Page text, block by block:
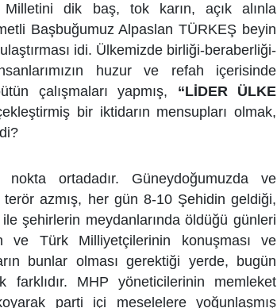
Milletini dik baş, tok karın, açık alınla
Başbuğumuz Alpaslan TÜRKEŞ beyin
idi. Ülkemizde birliği-beraberliği-
huzur ve refah içerisinde
çalışmaları yapmış, “LİDER ÜLKE
bir iktidarın mensupları olmak,
ortadadır. Güneydoğumuzda ve
azmış, her gün 8-10 Şehidin geldiği,
şehirlerin meydanlarında öldüğü günleri
ve Türk Milliyetçilerinin konuşması ve
bunlar olması gerektiği yerde, bugün
farklıdır. MHP yöneticilerinin memleket
parti içi meselelere yoğunlaşmış